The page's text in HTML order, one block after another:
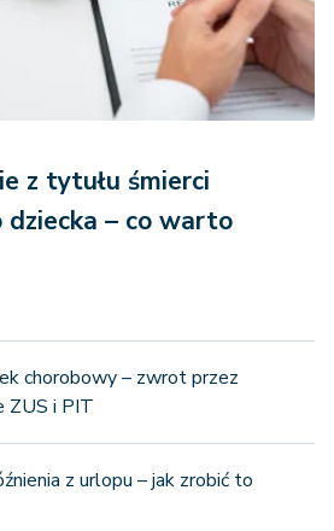
z tytułu śmierci
dziecka – co warto
chorobowy – zwrot przez
ZUS i PIT
z urlopu – jak zrobić to